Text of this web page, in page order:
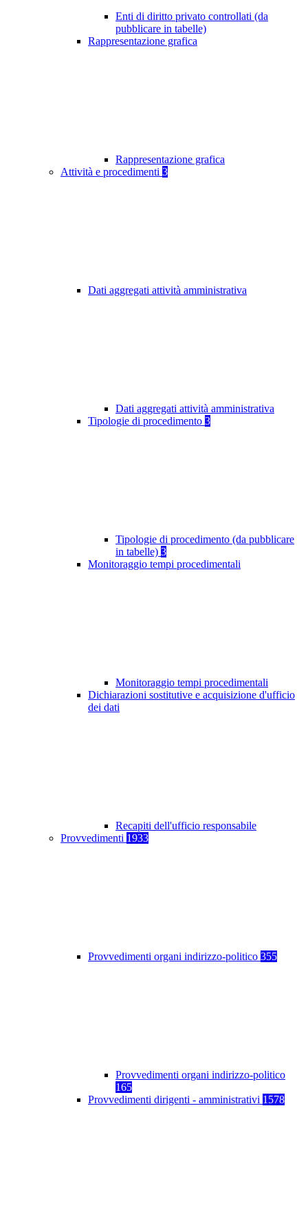
Enti di diritto privato controllati (da
pubblicare in tabelle)
Rappresentazione grafica
Rappresentazione grafica
Attività e procedimenti 3
Dati aggregati attività amministrativa
Dati aggregati attività amministrativa
Tipologie di procedimento 3
Tipologie di procedimento (da pubblicare
in tabelle) 3
Monitoraggio tempi procedimentali
Monitoraggio tempi procedimentali
Dichiarazioni sostitutive e acquisizione d'ufficio
dei dati
Recapiti dell'ufficio responsabile
Provvedimenti 1933
Provvedimenti organi indirizzo-politico 355
Provvedimenti organi indirizzo-politico
165
Provvedimenti dirigenti - amministrativi 1578